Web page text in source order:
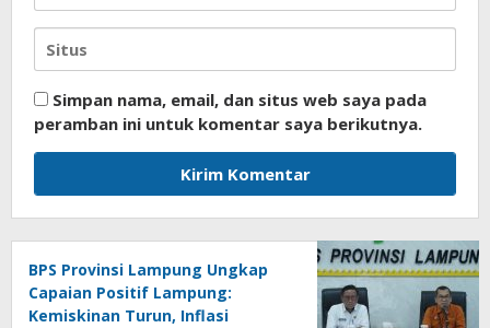
Simpan nama, email, dan situs web saya pada
peramban ini untuk komentar saya berikutnya.
BPS Provinsi Lampung Ungkap
Capaian Positif Lampung:
Kemiskinan Turun, Inflasi